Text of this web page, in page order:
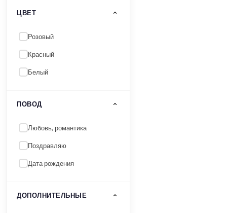
ЦВЕТ
Розовый
Красный
Белый
ПОВОД
Любовь, романтика
Поздравляю
Дата рождения
ДОПОЛНИТЕЛЬНЫЕ